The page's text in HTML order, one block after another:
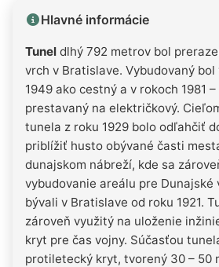
Hlavné informácie
Tunel dlhý 792 metrov bol
vrch v Bratislave. Vybudovaný bol
1949 ako cestný a v rokoch 1981
prestavaný na električkový.
tunela z roku 1929 bolo odľahčiť
priblížiť husto obývané časti
dunajskom nábreží, kde sa
vybudovanie areálu pre Dunajské
bývali v Bratislave od roku 1921.
zároveň využitý na uloženie
kryt pre čas vojny. Súčasťou
protiletecký kryt, tvorený 30 – 50